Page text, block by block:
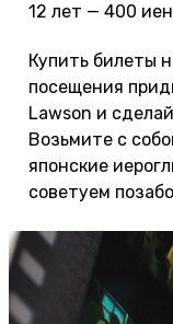
12 лет — 400
Купить билеты
посещения
Lawson и
Возьмите с
японские
советуем